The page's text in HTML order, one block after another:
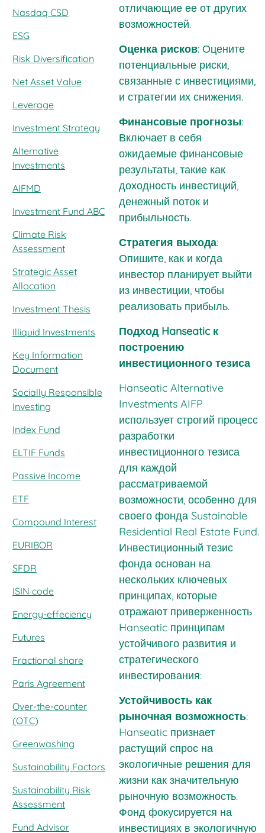
Nasdaq CSD
ESG
Risk Diversification
Net Asset Value
Leverage
Investment Strategy
Alternative
Investments
AIFMD
Investment Fund ABC
Climate Risk
Assessment
Strategic Asset
Allocation
Investment Thesis
Illiquid Investments
Key Information
Document
Socially Responsible
Investing
Index Fund
ELTIF Funds
Passive Income
ETF
Compound Interest
EURIBOR
SFDR
ISIN code
Energy-effeciency
Futures
Fractional share
Paris Agreement
Over-the-counter
(OTC)
Greenwashing
Sustainability Factors
Sustainability Risk
Assessment
Fund Advisor
отличающие ее от других
возможностей.
Оценка рисков: Оцените
потенциальные риски,
связанные с инвестициями,
и стратегии их снижения.
Финансовые прогнозы:
Включает в себя
ожидаемые финансовые
результаты, такие как
доходность инвестиций,
денежный поток и
прибыльность.
Стратегия выхода:
Опишите, как и когда
инвестор планирует выйти
из инвестиции, чтобы
реализовать прибыль.
Подход Hanseatic к
построению
инвестиционного тезиса
Hanseatic Alternative
Investments AIFP
использует строгий процесс
разработки
инвестиционного тезиса
для каждой
рассматриваемой
возможности, особенно для
своего фонда Sustainable
Residential Real Estate Fund.
Инвестиционный тезис
фонда основан на
нескольких ключевых
принципах, которые
отражают приверженность
Hanseatic принципам
устойчивого развития и
стратегического
инвестирования:
Устойчивость как
рыночная возможность:
Hanseatic признает
растущий спрос на
экологичные решения для
жизни как значительную
рыночную возможность.
Фонд фокусируется на
инвестициях в экологичную